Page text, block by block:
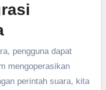
pengguna dapat
mengoperasikan
perintah suara, kita